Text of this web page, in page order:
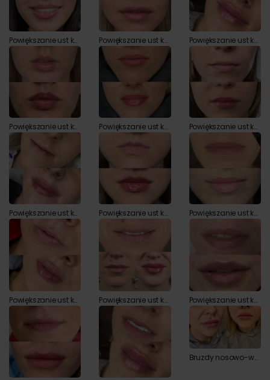
Powiększanie ust kwasem hialuronowym przed i po zabiegu Powiększanie ust kwasem hialuronowym przed i po zabiegu Powiększanie ust kwasem hialuronowym przed i po zabiegu
Powiększanie ust kwasem hialuronowym przed i po zabiegu Powiększanie ust kwasem hialuronowym przed i po zabiegu Powiększanie ust kwasem hialuronowym przed i po zabiegu
Powiększanie ust kwasem hialuronowym przed i po zabiegu Powiększanie ust kwasem hialuronowym przed i po zabiegu Powiększanie ust kwasem hialuronowym przed i po zabiegu
Powiększanie ust kwasem hialuronowym przed i po zabiegu Powiększanie ust kwasem hialuronowym przed i po zabiegu Powiększanie ust kwasem hialuronowym przed i po zabiegu
Bruzdy nosowo-wargowe - usuwanie zmarszczek kwasem hialuronowym przed i po zabiegu